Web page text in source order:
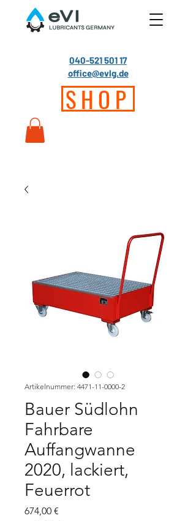
040-521 501 17
office@evlg.de
SHOP
Artikelnummer: 4471-11-0000-2
Bauer Südlohn
Fahrbare
Auffangwanne
2020, lackiert,
Feuerrot
674,00 €